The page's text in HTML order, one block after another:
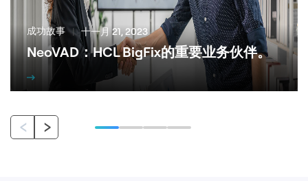
成功故事 | 十一月 21, 2023
NeoVAD：HCL BigFix的重要业务伙伴。
‹ ›